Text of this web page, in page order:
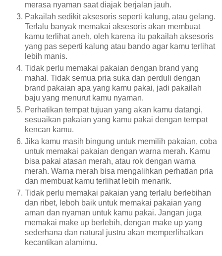
merasa nyaman saat diajak berjalan jauh.
Pakailah sedikit aksesoris seperti kalung, atau gelang.
Terlalu banyak memakai aksesoris akan membuat
kamu terlihat aneh, oleh karena itu pakailah aksesoris
yang pas seperti kalung atau bando agar kamu terlihat
lebih manis.
Tidak perlu memakai pakaian dengan brand yang
mahal. Tidak semua pria suka dan perduli dengan
brand pakaian apa yang kamu pakai, jadi pakailah
baju yang menurut kamu nyaman.
Perhatikan tempat tujuan yang akan kamu datangi,
sesuaikan pakaian yang kamu pakai dengan tempat
kencan kamu.
Jika kamu masih bingung untuk memilih pakaian, coba
untuk memakai pakaian dengan warna merah. Kamu
bisa pakai atasan merah, atau rok dengan warna
merah. Warna merah bisa mengalihkan perhatian pria
dan membuat kamu terlihat lebih menarik.
Tidak perlu memakai pakaian yang terlalu berlebihan
dan ribet, leboh baik untuk memakai pakaian yang
aman dan nyaman untuk kamu pakai. Jangan juga
memakai make up berlebih, dengan make up yang
sederhana dan natural justru akan memperlihatkan
kecantikan alamimu.